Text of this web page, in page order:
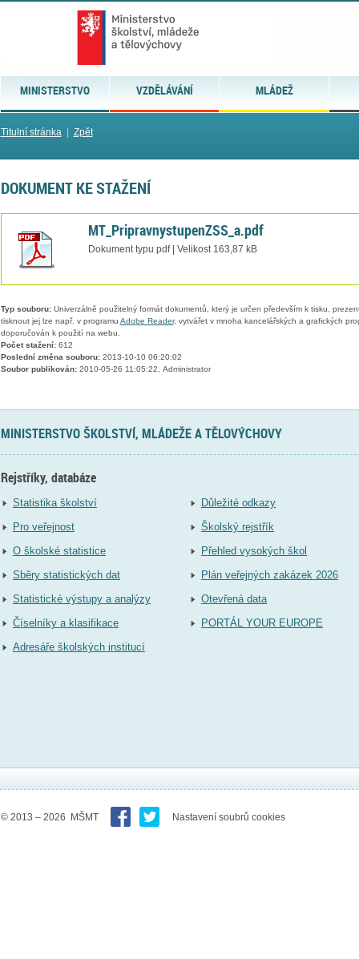
MINISTERSTVO VZDĚLÁVÁNÍ MLÁDEŽ
Titulní stránka| Zpět
DOKUMENT KE STAŽENÍ
MT_PripravnystupenZSS_a.pdf
Dokument typu pdf | Velikost 163,87 kB
Typ souboru:Univerzálně použitelný formát dokumentů, který je určen především k tisku,
tisknout jej lze např. v programu Adobe Reader, vytvářet v mnoha kancelářských a grafických
doporučován k použití na webu.
Počet stažení:612
Poslední změna souboru:2013-10-10 06:20:02
Soubor publikován:2010-05-26 11:05:22, Administrator
MINISTERSTVO ŠKOLSTVÍ, MLÁDEŽE A TĚLOVÝCHOVY
Rejstříky, databáze
Statistika školství
Pro veřejnost
O školské statistice
Sběry statistických dat
Statistické výstupy a analýzy
Číselníky a klasifikace
Adresáře školských institucí
Důležité odkazy
Školský rejstřík
Přehled vysokých škol
Plán veřejných zakázek 2026
Otevřená data
PORTÁL YOUR EUROPE
© 2013 – 2026 MŠMT Nastavení soubrů cookies